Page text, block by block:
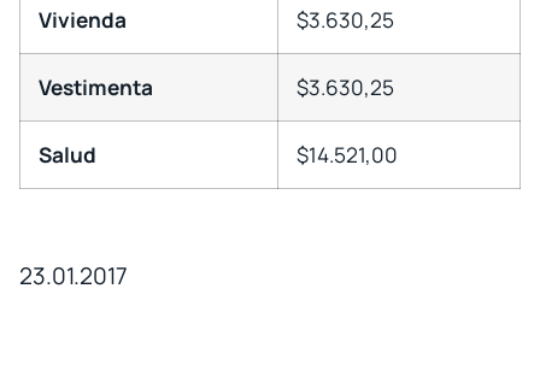
Vivienda $3.630,25
Vestimenta $3.630,25
Salud $14.521,00
23.01.2017